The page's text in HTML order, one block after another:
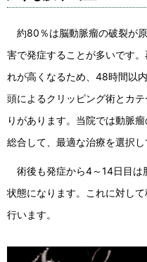
約80％は脳動脈瘤の破裂が
害で発症することが多いです
れが高くなるため、48時間以
頭によるクリッピング術とカ
りがあります。当院では動脈
総合して、最適な治療を選択し
術後も発症から4～14日目は
状態になります。これに対し
行います。